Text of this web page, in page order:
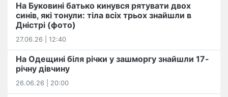
На Буковині батько кинувся рятувати двох
синів, які тонули: тіла всіх трьох знайшли в
Дністрі (фото)
27.06.26 | 12:40
На Одещині біля річки у зашморгу знайшли 17-
річну дівчину
26.06.26 | 20:00